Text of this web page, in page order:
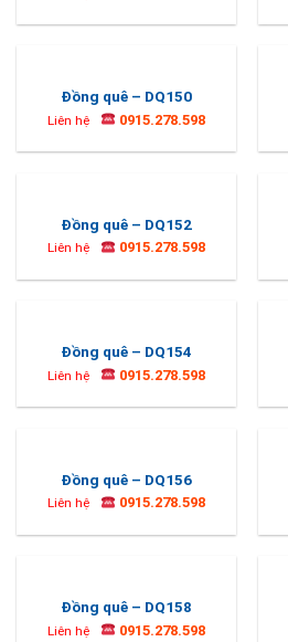
Đồng quê – DQ150
Liên hệ 0915.278.598
Đồng quê – DQ152
Liên hệ 0915.278.598
Đồng quê – DQ154
Liên hệ 0915.278.598
Đồng quê – DQ156
Liên hệ 0915.278.598
Đồng quê – DQ158
Liên hệ 0915.278.598